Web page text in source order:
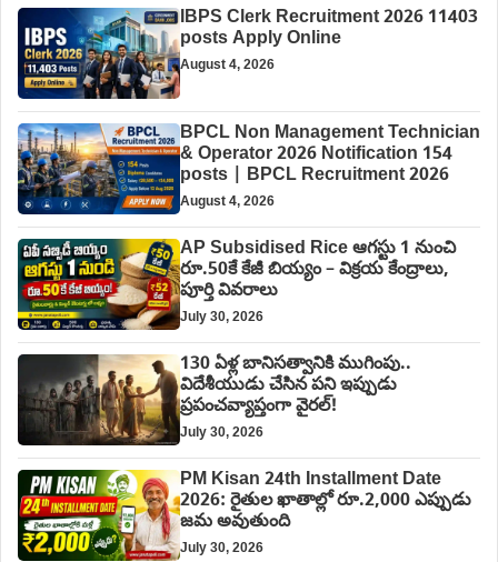
IBPS Clerk Recruitment 2026 11403
posts Apply Online
August 4, 2026
BPCL Non Management Technician
& Operator 2026 Notification 154
posts | BPCL Recruitment 2026
August 4, 2026
AP Subsidised Rice ఆగస్టు 1 నుంచి
రూ.50కే కేజీ బియ్యం – విక్రయ కేంద్రాలు,
పూర్తి వివరాలు
July 30, 2026
130 ఏళ్ల బానిసత్వానికి ముగింపు..
విదేశీయుడు చేసిన పని ఇప్పుడు
ప్రపంచవ్యాప్తంగా వైరల్!
July 30, 2026
PM Kisan 24th Installment Date
2026: రైతుల ఖాతాల్లో రూ.2,000 ఎప్పుడు
జమ అవుతుంది
July 30, 2026